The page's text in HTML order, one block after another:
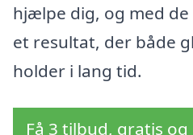
hjælpe dig, og med
et resultat, der både
holder i lang tid.
Få 3 tilbud, gratis